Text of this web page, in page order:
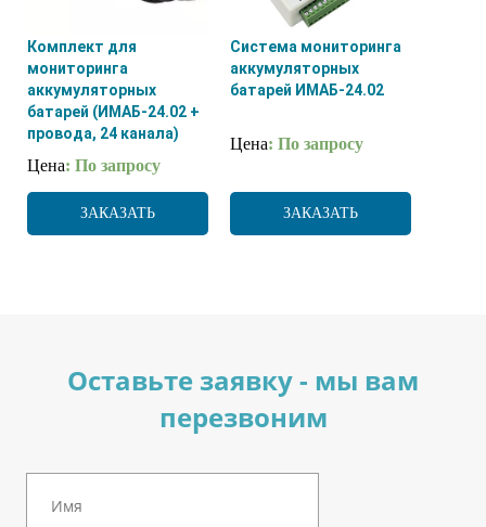
Комплект для
мониторинга
аккумуляторных
батарей (ИМАБ-24.02 +
провода, 24 канала)
Цена: По запросу
ЗАКАЗАТЬ
Система мониторинга
аккумуляторных
батарей ИМАБ-24.02
Цена: По запросу
ЗАКАЗАТЬ
Оставьте заявку - мы вам
перезвоним